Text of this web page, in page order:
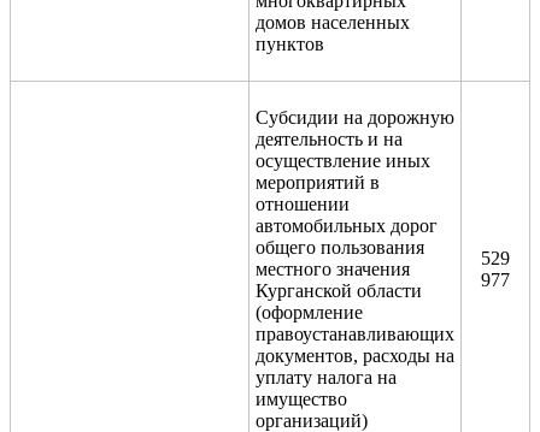
домов населенных
пунктов
Субсидии на дорожную
деятельность и на
осуществление иных
мероприятий в
отношении
автомобильных дорог
общего пользования
местного значения
Курганской области
(оформление
правоустанавливающих
документов, расходы на
уплату налога на
имущество
организаций)
529
977